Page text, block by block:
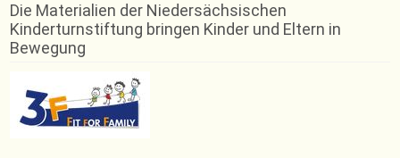
Die Materialien der Niedersächsischen
Kinderturnstiftung bringen Kinder und Eltern in
Bewegung